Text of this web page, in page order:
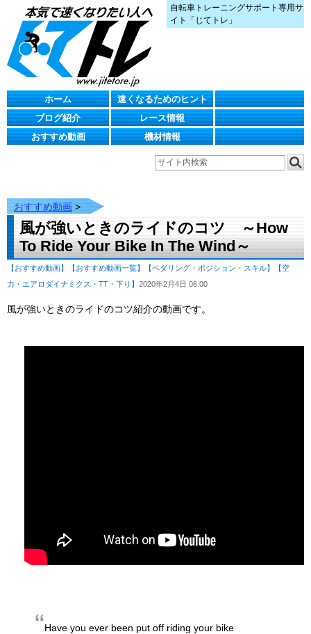
自転車トレーニングサポート専用サ
イト「じてトレ」
ホーム
速くなるためのヒント
ブログ紹介
レース情報
おすすめ動画
機材情報
おすすめ動画 >
風が強いときのライドのコツ ～How
To Ride Your Bike In The Wind～
【おすすめ動画】 【おすすめ動画一覧】 【ペダリング・ポジション・スキル】
【空
力・エアロダイナミクス・TT・下り】 2020年2月4日 06:00
風が強いときのライドのコツ紹介の動画です。
Have you ever been put off riding your bike